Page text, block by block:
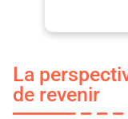
La
de revenir